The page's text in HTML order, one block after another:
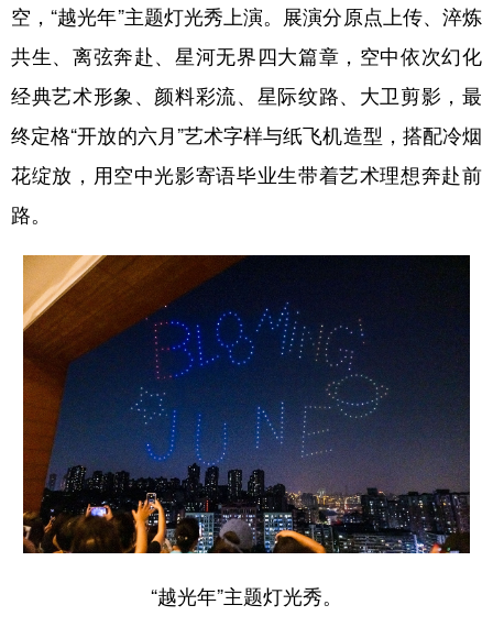
空，“越光年”主题灯光秀上演。展演分原点上传、淬炼
共生、离弦奔赴、星河无界四大篇章，空中依次幻化
经典艺术形象、颜料彩流、星际纹路、大卫剪影，最
终定格“开放的六月”艺术字样与纸飞机造型，搭配冷烟
花绽放，用空中光影寄语毕业生带着艺术理想奔赴前
路。
“越光年”主题灯光秀。